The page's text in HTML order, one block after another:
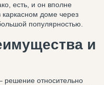
есть, и он вполне
каркасном доме через
популярностью.
и
решение относительно